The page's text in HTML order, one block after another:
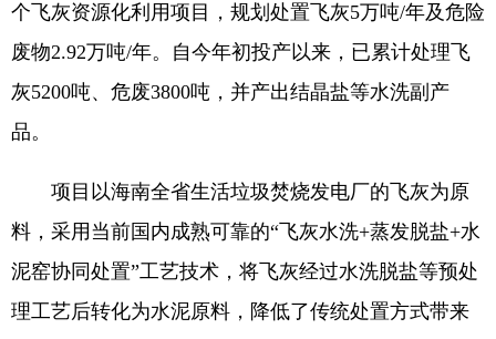
个飞灰资源化利用项目，规划处置飞灰5万吨/年及危险
废物2.92万吨/年。自今年初投产以来，已累计处理飞
灰5200吨、危废3800吨，并产出结晶盐等水洗副产
品。
项目以海南全省生活垃圾焚烧发电厂的飞灰为原
料，采用当前国内成熟可靠的“飞灰水洗+蒸发脱盐+水
泥窑协同处置”工艺技术，将飞灰经过水洗脱盐等预处
理工艺后转化为水泥原料，降低了传统处置方式带来